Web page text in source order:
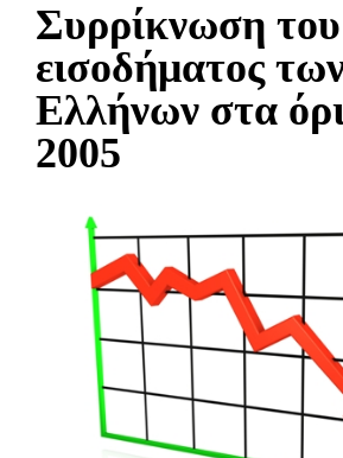
Συρρίκνωση του
εισοδήματος
Ελλήνων στα
2005